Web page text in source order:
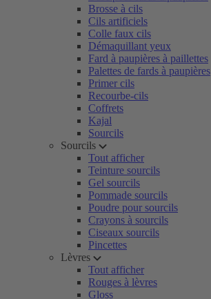
Brosse à cils
Cils artificiels
Colle faux cils
Démaquillant yeux
Fard à paupières à paillettes
Palettes de fards à paupières
Primer cils
Recourbe-cils
Coffrets
Kajal
Sourcils
Sourcils
Tout afficher
Teinture sourcils
Gel sourcils
Pommade sourcils
Poudre pour sourcils
Crayons à sourcils
Ciseaux sourcils
Pincettes
Lèvres
Tout afficher
Rouges à lèvres
Gloss